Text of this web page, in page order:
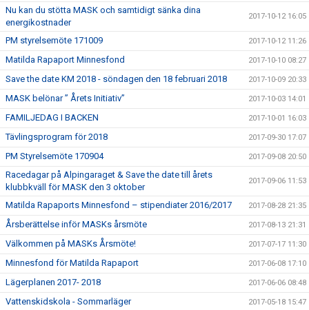
Nu kan du stötta MASK och samtidigt sänka dina
energikostnader
2017-10-12 16:05
PM styrelsemöte 171009 2017-10-12 11:26
Matilda Rapaport Minnesfond 2017-10-10 08:27
Save the date KM 2018 - söndagen den 18 februari 2018 2017-10-09 20:33
MASK belönar ” Årets Initiativ” 2017-10-03 14:01
FAMILJEDAG I BACKEN 2017-10-01 16:03
Tävlingsprogram för 2018 2017-09-30 17:07
PM Styrelsemöte 170904 2017-09-08 20:50
Racedagar på Alpingaraget & Save the date till årets
klubbkväll för MASK den 3 oktober
2017-09-06 11:53
Matilda Rapaports Minnesfond – stipendiater 2016/2017 2017-08-28 21:35
Årsberättelse inför MASKs årsmöte 2017-08-13 21:31
Välkommen på MASKs Årsmöte! 2017-07-17 11:30
Minnesfond för Matilda Rapaport 2017-06-08 17:10
Lägerplanen 2017- 2018 2017-06-06 08:48
Vattenskidskola - Sommarläger 2017-05-18 15:47